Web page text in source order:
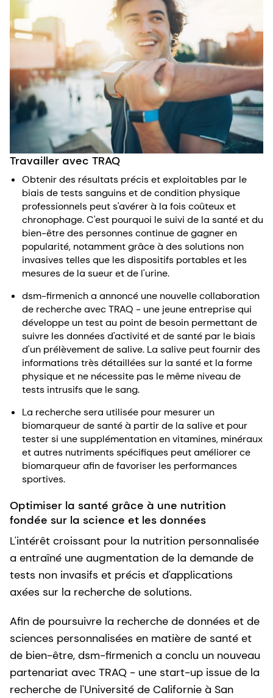
Travailler avec TRAQ
Obtenir des résultats précis et exploitables par le
biais de tests sanguins et de condition physique
professionnels peut s'avérer à la fois coûteux et
chronophage. C'est pourquoi le suivi de la santé et du
bien-être des personnes continue de gagner en
popularité, notamment grâce à des solutions non
invasives telles que les dispositifs portables et les
mesures de la sueur et de l'urine.
dsm-firmenich a annoncé une nouvelle collaboration
de recherche avec TRAQ - une jeune entreprise qui
développe un test au point de besoin permettant de
suivre les données d'activité et de santé par le biais
d'un prélèvement de salive. La salive peut fournir des
informations très détaillées sur la santé et la forme
physique et ne nécessite pas le même niveau de
tests intrusifs que le sang.
La recherche sera utilisée pour mesurer un
biomarqueur de santé à partir de la salive et pour
tester si une supplémentation en vitamines, minéraux
et autres nutriments spécifiques peut améliorer ce
biomarqueur afin de favoriser les performances
sportives.
Optimiser la santé grâce à une nutrition
fondée sur la science et les données
L'intérêt croissant pour la nutrition personnalisée
a entraîné une augmentation de la demande de
tests non invasifs et précis et d'applications
axées sur la recherche de solutions.
Afin de poursuivre la recherche de données et de
sciences personnalisées en matière de santé et
de bien-être, dsm-firmenich a conclu un nouveau
partenariat avec TRAQ - une start-up issue de la
recherche de l'Université de Californie à San